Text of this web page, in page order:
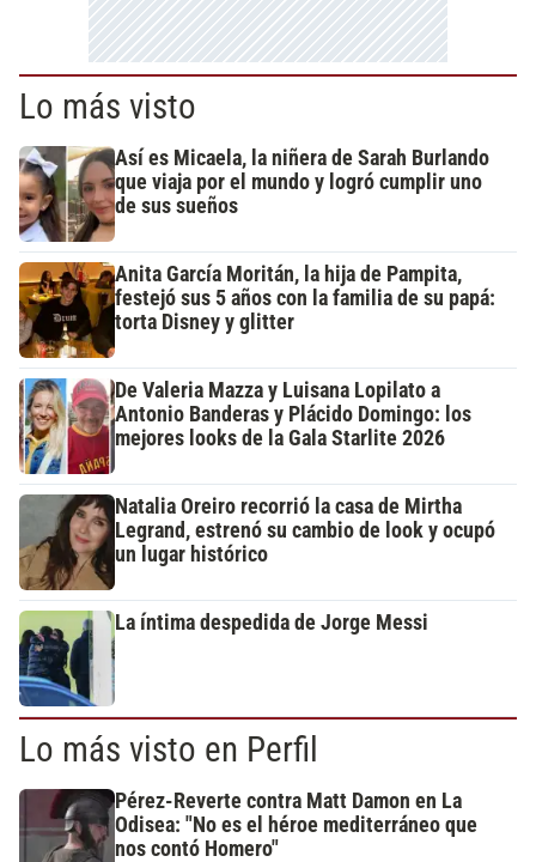
Lo más visto
Así es Micaela, la niñera de Sarah Burlando
que viaja por el mundo y logró cumplir uno
de sus sueños
Anita García Moritán, la hija de Pampita,
festejó sus 5 años con la familia de su papá:
torta Disney y glitter
De Valeria Mazza y Luisana Lopilato a
Antonio Banderas y Plácido Domingo: los
mejores looks de la Gala Starlite 2026
Natalia Oreiro recorrió la casa de Mirtha
Legrand, estrenó su cambio de look y ocupó
un lugar histórico
La íntima despedida de Jorge Messi
Lo más visto en Perfil
Pérez-Reverte contra Matt Damon en La
Odisea: "No es el héroe mediterráneo que
nos contó Homero"